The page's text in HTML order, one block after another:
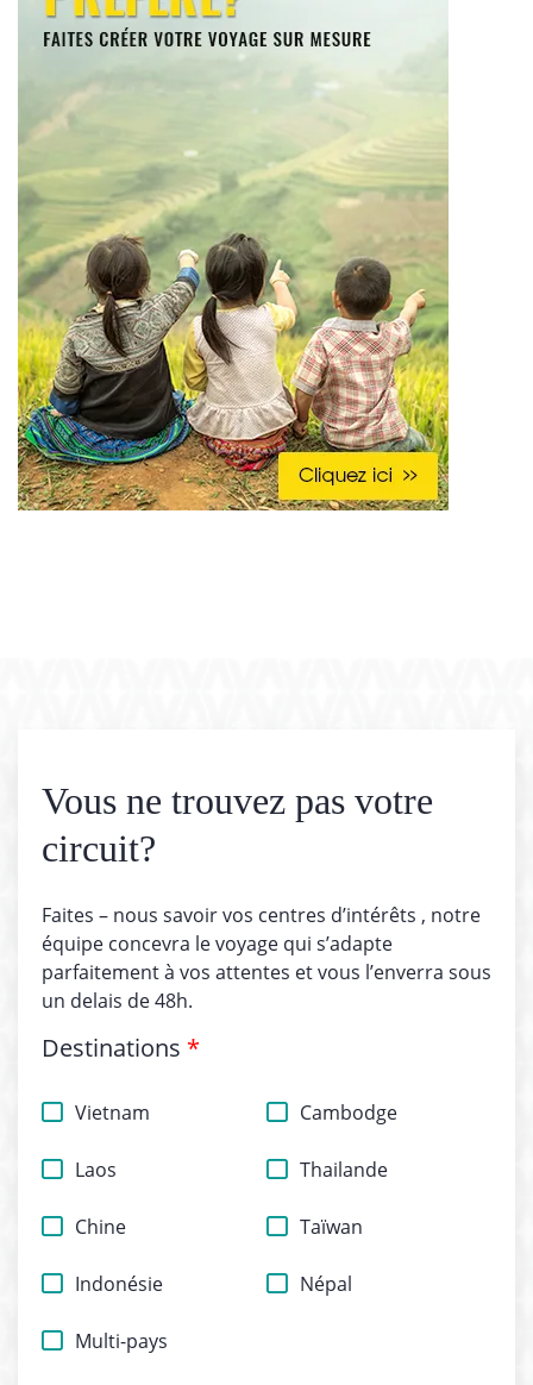
Vous ne trouvez pas votre
circuit?
Faites – nous savoir vos centres d’intérêts , notre
équipe concevra le voyage qui s’adapte
parfaitement à vos attentes et vous l’enverra sous
un delais de 48h.
Destinations *
Vietnam Cambodge
Laos Thailande
Chine Taïwan
Indonésie Népal
Multi-pays